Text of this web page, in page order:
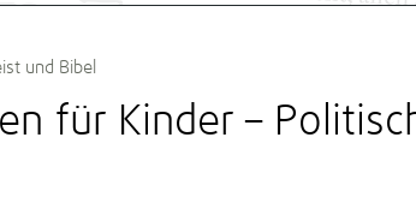
und Bibel
für Kinder –